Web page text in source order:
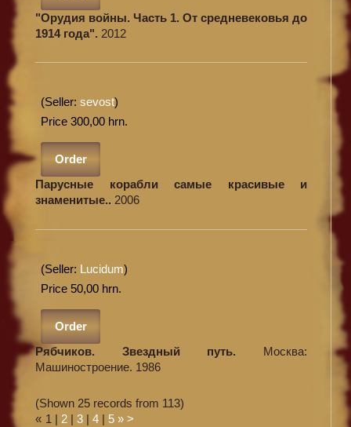
"Орудия войны. Часть 1. От средневековья до
1914 года". 2012
(Seller: sevost)
Price 300,00 hrn.
Order
Парусные корабли самые красивые и
знаменитые.. 2006
(Seller: Lucidum)
Price 50,00 hrn.
Order
Рябчиков. Звездный путь. Москва:
Машиностроение. 1986
(Shown 25 records from 113)
« 1 | 2 | 3 | 4 | 5 » >